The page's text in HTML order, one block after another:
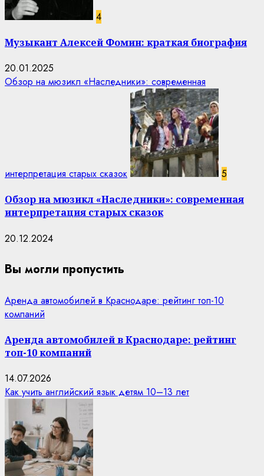
4
Музыкант Алексей Фомин: краткая биография
20.01.2025
Обзор на мюзикл «Наследники»: современная
интерпретация старых сказок 5
Обзор на мюзикл «Наследники»: современная
интерпретация старых сказок
20.12.2024
Вы могли пропустить
Аренда автомобилей в Краснодаре: рейтинг топ-10
компаний
Аренда автомобилей в Краснодаре: рейтинг
топ-10 компаний
14.07.2026
Как учить английский язык детям 10–13 лет